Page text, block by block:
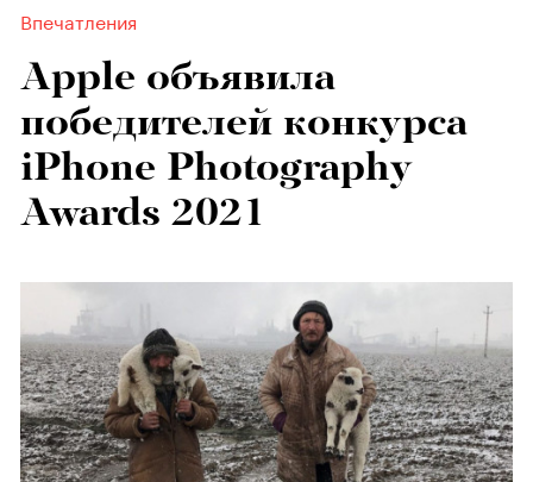
Впечатления
Apple объявила
победителей конкурса
iPhone Photography
Awards 2021